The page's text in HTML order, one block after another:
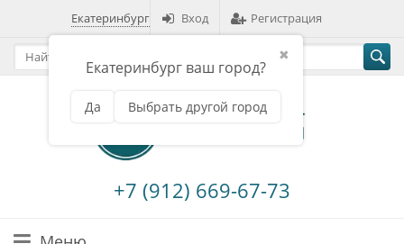
Екатеринбург
✖
Екатеринбург ваш город?
Да Выбрать другой город
Вход Регистрация
+7 (912) 669-67-73